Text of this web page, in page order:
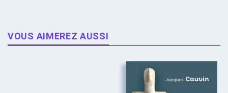
VOUS AIMEREZ AUSSI